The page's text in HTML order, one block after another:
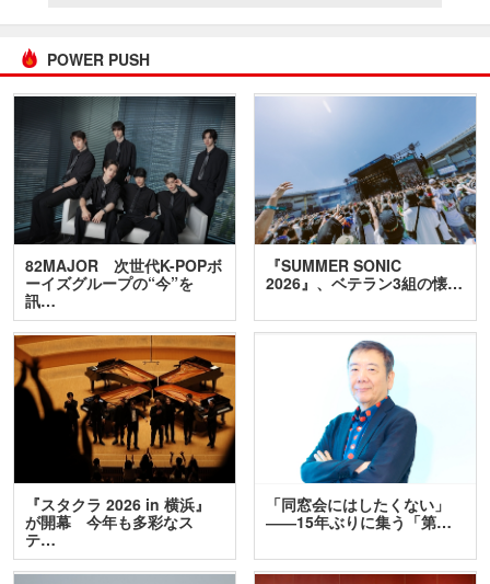
POWER PUSH
82MAJOR 次世代K-POPボ
ーイズグループの“今”を
訊…
『SUMMER SONIC
2026』、ベテラン3組の懐…
『スタクラ 2026 in 横浜』
が開幕 今年も多彩なス
テ…
「同窓会にはしたくない」
――15年ぶりに集う「第…